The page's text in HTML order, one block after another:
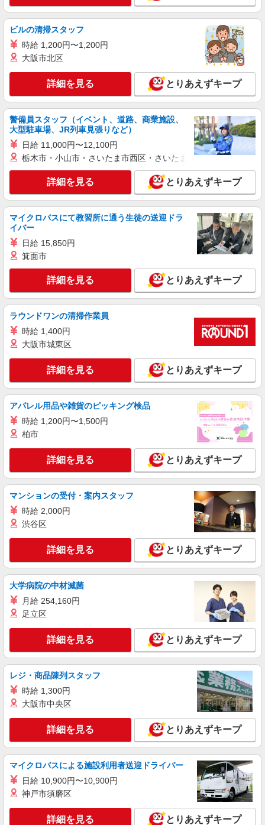
時給1,140円以上 平日 時給1,140円以上
北海道札幌市東区伏古14条4丁目1ー1
キープ 詳細を見る
パート
ピザの宅配／デリバリー・配達
時給1,140円以上 平日 時給1,140円以上
北海道札幌市東区北二十八条東8ー3ー14 エ
スポワール28 1F
キープ 詳細を見る
アルバイト パート
ヴィクトリアステーション 栄町店
キッチン（フード）スタッフ
時給1160円 ※22:00以降は時給1450円 ※高校
生時給1160円 ※高校生は学校からの許可が必要な
キープ 詳細を見る
アルバイト パート
ピザハット 苗穂本町店
ピザの宅配／デリバリー・配達
時給1,140円以上 平日 時給1,140円以上
北海道札幌市東区本町1条1丁目1ー24 サイエ
ンスビル1F
キープ 詳細を見る
アルバイト
すき家 札幌伏古店
すき家の店舗スタッフ（接客・調理・清掃な
ど）
北海道札幌市東区伏古5条4丁目1番10号
詳細を見る
パート
なか卯 札幌伏古店
接客・調理スタッフ（簡単な接客・調理・清
時給1120円 22:00〜翌5:00：時給1400円 高校
北海道札幌市東区伏古8条2丁目1-1
キープ 詳細を見る
アルバイト パート
丸亀製麺アリオ札幌店
時給1100円〜
北海道札幌市東区北７条東９－２－２０アリオ
札幌２Ｆ
キープ 詳細を見る
丸亀製麺札幌店
ビルの清掃スタッフ
時給 1,200円〜1,200円
大阪市北区
詳細を見る とりあえずキープ
警備員スタッフ（イベント、道路、商業施設、
大型駐車場、JR列車見張りなど）
日給 11,000円〜12,100円
栃木市・小山市・さいたま市西区・さいたま市岩槻区・久喜市・
詳細を見る とりあえずキープ
マイクロバスにて教習所に通う生徒の送迎ドラ
イバー
日給 15,850円
箕面市
詳細を見る とりあえずキープ
ラウンドワンの清掃作業員
時給 1,400円
大阪市城東区
詳細を見る とりあえずキープ
アパレル用品や雑貨のピッキング検品
時給 1,200円〜1,500円
柏市
詳細を見る とりあえずキープ
マンションの受付・案内スタッフ
時給 2,000円
渋谷区
詳細を見る とりあえずキープ
大学病院の中材滅菌
月給 254,160円
足立区
詳細を見る とりあえずキープ
レジ・商品陳列スタッフ
時給 1,300円
大阪市中央区
詳細を見る とりあえずキープ
マイクロバスによる施設利用者送迎ドライバー
日給 10,900円〜10,900円
神戸市須磨区
詳細を見る とりあえずキープ